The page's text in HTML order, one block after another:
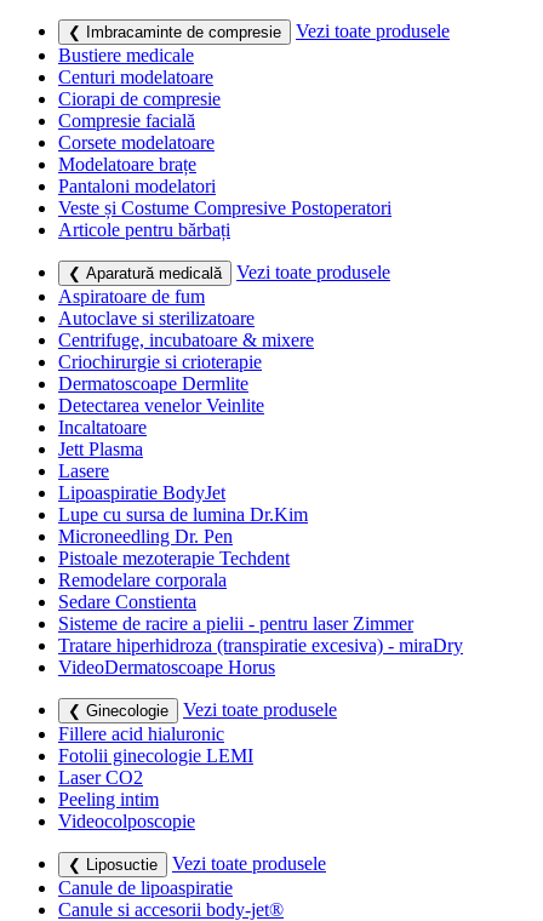
❮ Imbracaminte de compresie
Vezi toate produsele
Bustiere medicale
Centuri modelatoare
Ciorapi de compresie
Compresie facială
Corsete modelatoare
Modelatoare brațe
Pantaloni modelatori
Veste și Costume Compresive Postoperatori
Articole pentru bărbați
❮ Aparatură medicală
Vezi toate produsele
Aspiratoare de fum
Autoclave si sterilizatoare
Centrifuge, incubatoare & mixere
Criochirurgie si crioterapie
Dermatoscoape Dermlite
Detectarea venelor Veinlite
Incaltatoare
Jett Plasma
Lasere
Lipoaspiratie BodyJet
Lupe cu sursa de lumina Dr.Kim
Microneedling Dr. Pen
Pistoale mezoterapie Techdent
Remodelare corporala
Sedare Constienta
Sisteme de racire a pielii - pentru laser Zimmer
Tratare hiperhidroza (transpiratie excesiva) - miraDry
VideoDermatoscoape Horus
❮ Ginecologie
Vezi toate produsele
Fillere acid hialuronic
Fotolii ginecologie LEMI
Laser CO2
Peeling intim
Videocolposcopie
❮ Liposuctie
Vezi toate produsele
Canule de lipoaspiratie
Canule si accesorii body-jet®